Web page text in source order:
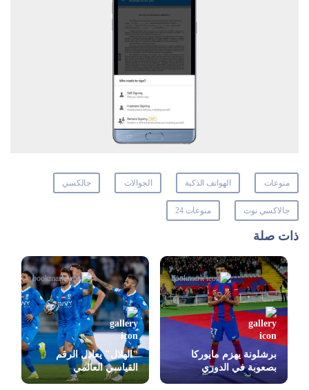
منوعات الهواتف الذكية الجوالات جالكسي
جالاكسي نوت منوعات 24
ذات صلة
برشلونة يهزم مايوركا
بصعوبة في الدوري
الإسباني
"الهلال" يعادل الرقم
القياسي العالمي